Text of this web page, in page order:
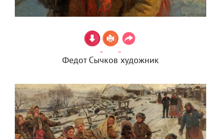
Федот Сычков художник